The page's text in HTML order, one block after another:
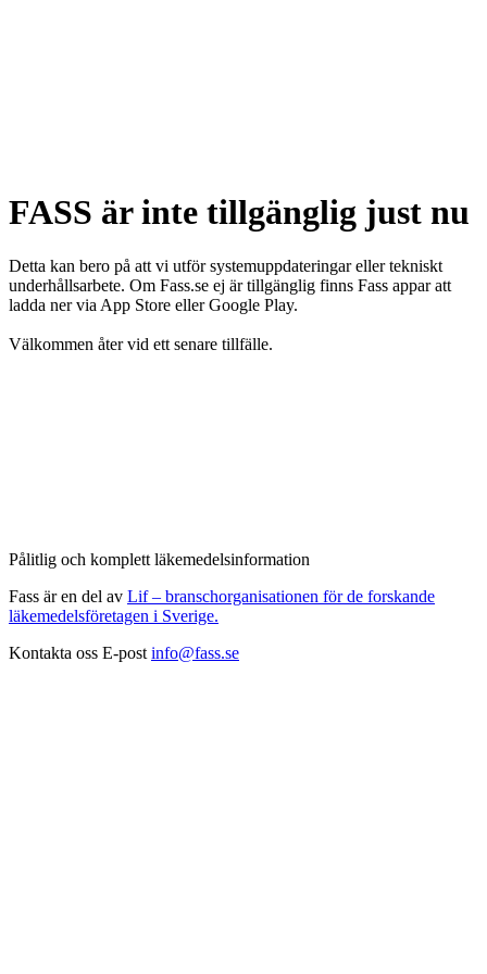
FASS är inte tillgänglig just nu
Detta kan bero på att vi utför systemuppdateringar eller tekniskt
underhållsarbete. Om Fass.se ej är tillgänglig finns Fass appar att
ladda ner via App Store eller Google Play.
Välkommen åter vid ett senare tillfälle.
Pålitlig och komplett läkemedelsinformation
Fass är en del av Lif – branschorganisationen för de forskande
läkemedelsföretagen i Sverige.
Kontakta oss E-post info@fass.se